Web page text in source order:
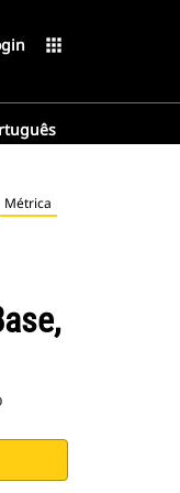
apps
Métrica